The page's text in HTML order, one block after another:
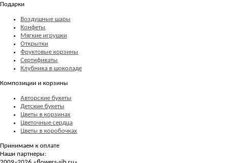
Подарки
Воздушные шары
Конфеты
Мягкие игрушки
Открытки
Фруктовые корзины
Сертификаты
Клубника в шоколаде
Композиции и корзины
Авторские букеты
Детские букеты
Цветы в корзинах
Цветочные сердца
Цветы в коробочках
Принимаем к оплате
Наши партнеры: